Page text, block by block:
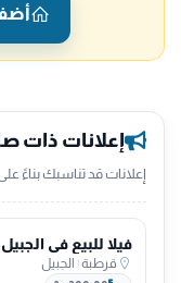
إعلانات ذات
إعلانات قد تناسبك بناءً
فيلا للبيع في
قرطبة| الجبيل